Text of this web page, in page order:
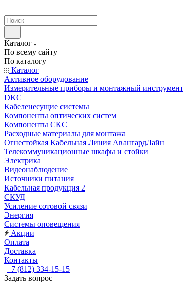
Каталог
По всему сайту
По каталогу
Каталог
Активное оборудование
Измерительные приборы и монтажный инструмент
DKC
Кабеленесущие системы
Компоненты оптических систем
Компоненты СКС
Расходные материалы для монтажа
Огнестойкая Кабельная Линия АвангардЛайн
Телекоммуникационные шкафы и стойки
Электрика
Видеонаблюдение
Источники питания
Кабельная продукция 2
СКУД
Усиление сотовой связи
Энергия
Системы оповещения
Акции
Оплата
Доставка
Контакты
+7 (812) 334-15-15
Задать вопрос